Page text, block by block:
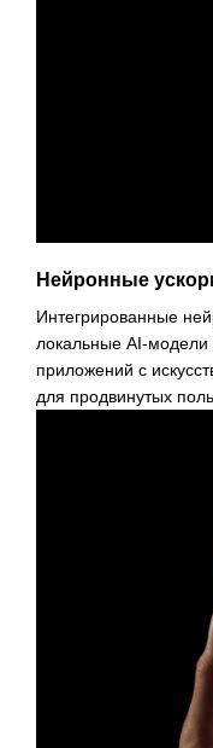
Нейронные
Интегрированные
локальные AI-
приложений с
для продвинутых